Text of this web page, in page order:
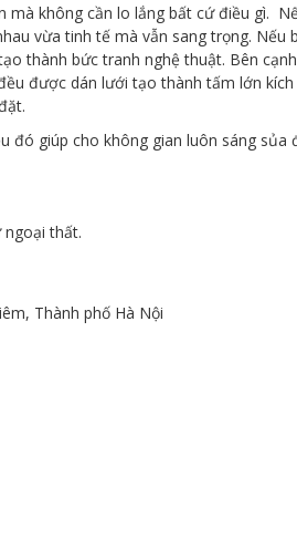
không cần lo lắng bất cứ điều gì.
vừa tinh tế mà vẫn sang trọng. Nếu
thành bức tranh nghệ thuật. Bên
được dán lưới tạo thành tấm lớn
đó giúp cho không gian luôn sáng
thất.
Thành phố Hà Nội